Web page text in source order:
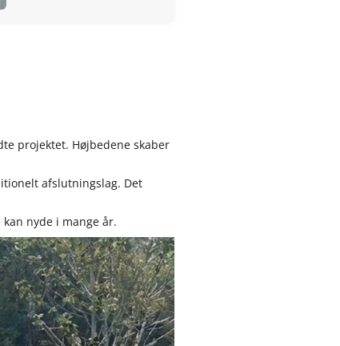
projektet. Højbedene skaber
afslutningslag. Det
nyde i mange år.